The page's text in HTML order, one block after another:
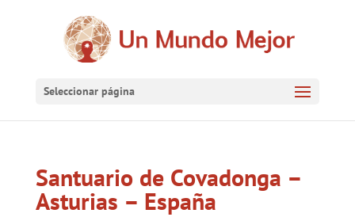
Seleccionar página
Santuario de Covadonga –
Asturias – España